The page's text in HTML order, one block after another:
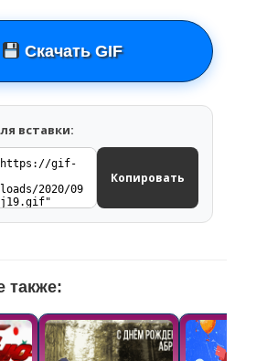
Скачать GIF
вставки:
Копировать
также: